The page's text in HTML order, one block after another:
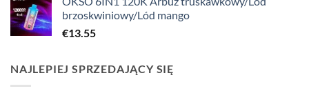
brzoskwiniowy/Lód mango
€13.55
NAJLEPIEJ SPRZEDAJĄCY SIĘ